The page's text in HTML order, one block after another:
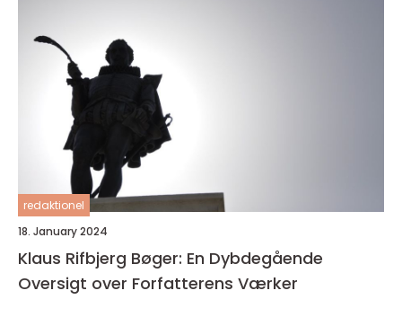
redaktionel
18. January 2024
Klaus Rifbjerg Bøger: En Dybdegående
Oversigt over Forfatterens Værker